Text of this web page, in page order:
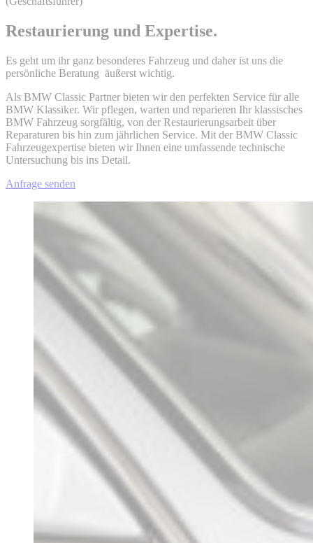
Restaurierung und Expertise.
Es geht um ihr ganz besonderes Fahrzeug und daher ist uns die
persönliche Beratung äußerst wichtig.
Als BMW Classic Partner bieten wir den perfekten Service für alle
BMW Klassiker. Wir pflegen, warten und reparieren Ihr klassisches
BMW Fahrzeug sorgfältig, von der Restaurierungsarbeit über
Reparaturen bis hin zum jährlichen Service. Mit der BMW Classic
Fahrzeugexpertise bieten wir Ihnen eine umfassende technische
Untersuchung bis ins Detail.
Anfrage senden